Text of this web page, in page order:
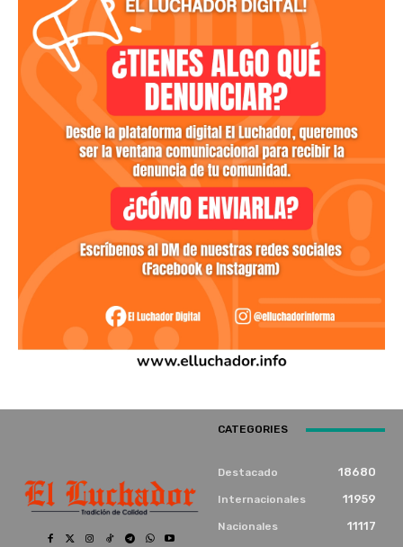
CATEGORIES
Destacado 18680
Internacionales 11959
Nacionales
11117